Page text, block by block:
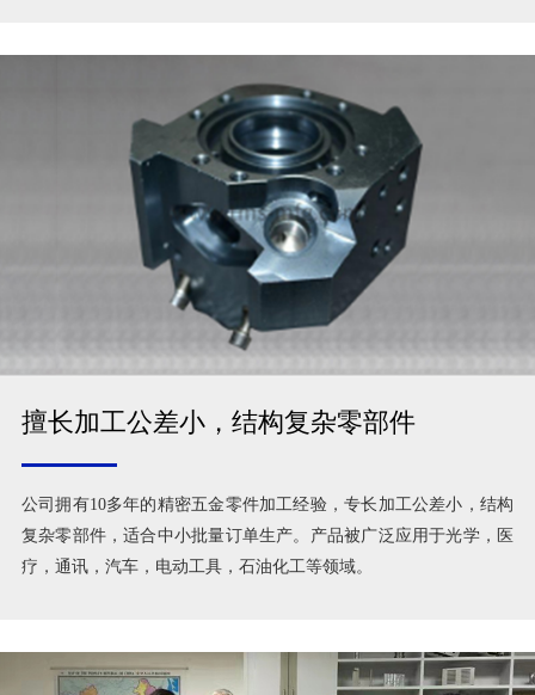
擅长加工公差小，结构复杂零部件
公司拥有10多年的精密五金零件加工经验，专长加工公差小，结构
复杂零部件，适合中小批量订单生产。产品被广泛应用于光学，医
疗，通讯，汽车，电动工具，石油化工等领域。